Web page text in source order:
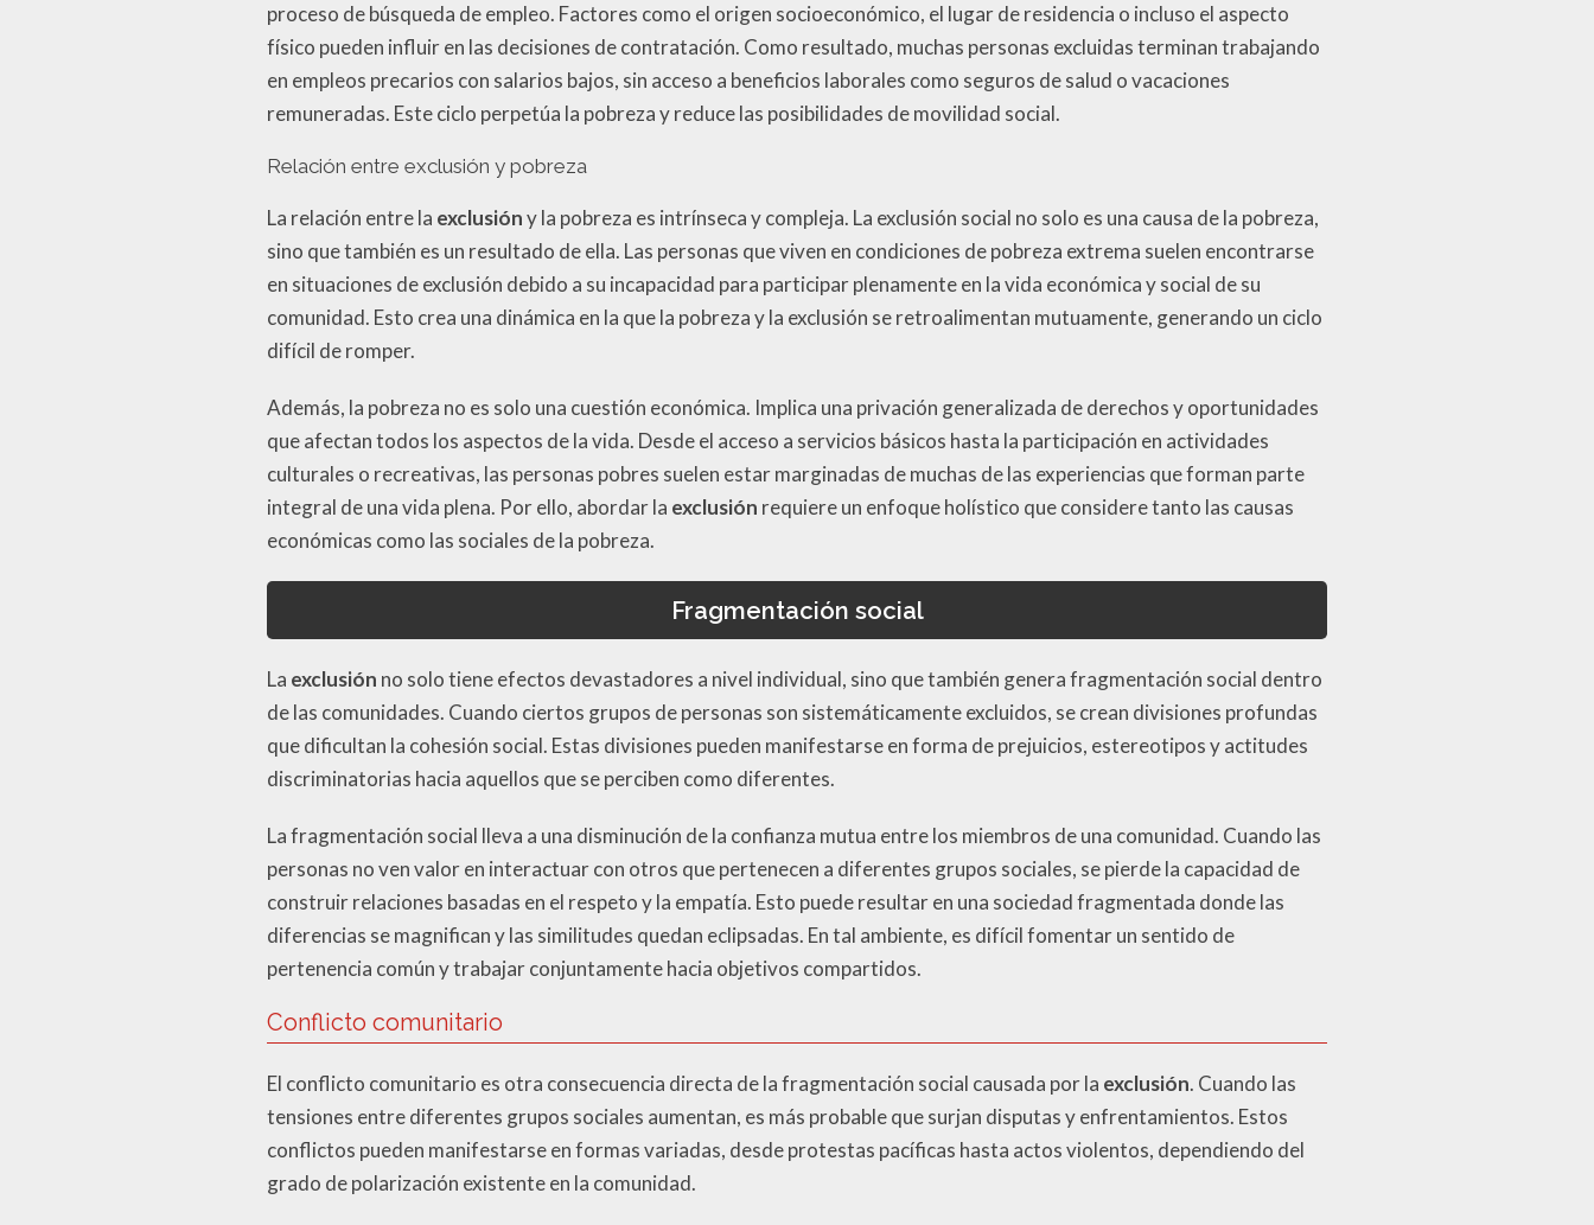
proceso de búsqueda de empleo. Factores como el origen socioeconómico, el lugar de residencia o incluso el aspecto
físico pueden influir en las decisiones de contratación. Como resultado, muchas personas excluidas terminan trabajando
en empleos precarios con salarios bajos, sin acceso a beneficios laborales como seguros de salud o vacaciones
remuneradas. Este ciclo perpetúa la pobreza y reduce las posibilidades de movilidad social.
Relación entre exclusión y pobreza
La relación entre la exclusióny la pobreza es intrínseca y compleja. La exclusión social no solo es una causa de la pobreza,
sino que también es un resultado de ella. Las personas que viven en condiciones de pobreza extrema suelen encontrarse
en situaciones de exclusión debido a su incapacidad para participar plenamente en la vida económica y social de su
comunidad. Esto crea una dinámica en la que la pobreza y la exclusión se retroalimentan mutuamente, generando un ciclo
difícil de romper.
Además, la pobreza no es solo una cuestión económica. Implica una privación generalizada de derechos y oportunidades
que afectan todos los aspectos de la vida. Desde el acceso a servicios básicos hasta la participación en actividades
culturales o recreativas, las personas pobres suelen estar marginadas de muchas de las experiencias que forman parte
integral de una vida plena. Por ello, abordar la exclusión requiere un enfoque holístico que considere tanto las causas
económicas como las sociales de la pobreza.
Fragmentación social
La exclusión no solo tiene efectos devastadores a nivel individual, sino que también genera fragmentación social dentro
de las comunidades. Cuando ciertos grupos de personas son sistemáticamente excluidos, se crean divisiones profundas
que dificultan la cohesión social. Estas divisiones pueden manifestarse en forma de prejuicios, estereotipos y actitudes
discriminatorias hacia aquellos que se perciben como diferentes.
La fragmentación social lleva a una disminución de la confianza mutua entre los miembros de una comunidad. Cuando las
personas no ven valor en interactuar con otros que pertenecen a diferentes grupos sociales, se pierde la capacidad de
construir relaciones basadas en el respeto y la empatía. Esto puede resultar en una sociedad fragmentada donde las
diferencias se magnifican y las similitudes quedan eclipsadas. En tal ambiente, es difícil fomentar un sentido de
pertenencia común y trabajar conjuntamente hacia objetivos compartidos.
Conflicto comunitario
El conflicto comunitario es otra consecuencia directa de la fragmentación social causada por la exclusión. Cuando las
tensiones entre diferentes grupos sociales aumentan, es más probable que surjan disputas y enfrentamientos. Estos
conflictos pueden manifestarse en formas variadas, desde protestas pacíficas hasta actos violentos, dependiendo del
grado de polarización existente en la comunidad.